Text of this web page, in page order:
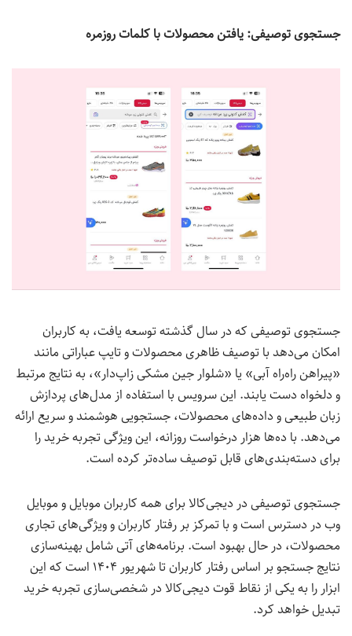
جستجوی توصیفی: یافتن محصولات با کلمات روزمره
جستجوی توصیفی که در سال گذشته توسعه یافت، به کاربران
امکان می‌دهد با توصیف ظاهری محصولات و تایپ عباراتی مانند
«پیراهن راه‌راه آبی» یا «شلوار جین مشکی زاپ‌دار»، به نتایج مرتبط
و دلخواه دست یابند. این سرویس با استفاده از مدل‌های پردازش
زبان طبیعی و داده‌های محصولات، جستجویی هوشمند و سریع ارائه
می‌دهد. با ده‌ها هزار درخواست روزانه، این ویژگی تجربه خرید را
برای دسته‌بندی‌های قابل توصیف ساده‌تر کرده است.
جستجوی توصیفی در دیجی‌کالا برای همه کاربران موبایل و موبایل
وب در دسترس است و با تمرکز بر رفتار کاربران و ویژگی‌های تجاری
محصولات، در حال بهبود است. برنامه‌های آتی شامل بهینه‌سازی
نتایج جستجو بر اساس رفتار کاربران تا شهریور ۱۴۰۴ است که این
ابزار را به یکی از نقاط قوت دیجی‌کالا در شخصی‌سازی تجربه خرید
تبدیل خواهد کرد.